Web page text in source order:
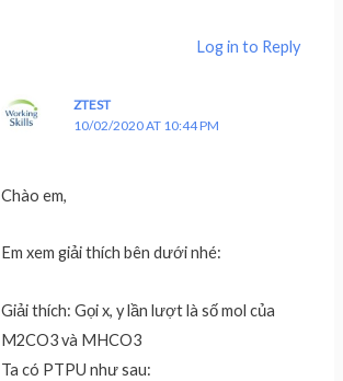
Log in to Reply
ZTEST
10/02/2020 AT 10:44 PM
Chào em,
Em xem giải thích bên dưới nhé:
Giải thích: Gọi x, y lần lượt là số mol của
M2CO3 và MHCO3
Ta có PTPU như sau: